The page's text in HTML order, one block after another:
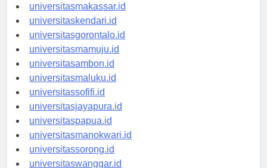
universitaspalu.id
universitasmakassar.id
universitaskendari.id
universitasgorontalo.id
universitasmamuju.id
universitasambon.id
universitasmaluku.id
universitassofifi.id
universitasjayapura.id
universitaspapua.id
universitasmanokwari.id
universitassorong.id